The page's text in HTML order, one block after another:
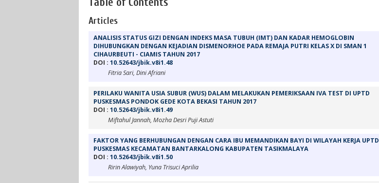
Table of Contents
Articles
ANALISIS STATUS GIZI DENGAN INDEKS MASA TUBUH (IMT) DAN KADAR HEMOGLOBIN
DIHUBUNGKAN DENGAN KEJADIAN DISMENORHOE PADA REMAJA PUTRI KELAS X DI SMAN 1
CIHAURBEUTI - CIAMIS TAHUN 2017
DOI : 10.52643/jbik.v8i1.48
Fitria Sari, Dini Afriani
PERILAKU WANITA USIA SUBUR (WUS) DALAM MELAKUKAN PEMERIKSAAN IVA TEST DI UPTD
PUSKESMAS PONDOK GEDE KOTA BEKASI TAHUN 2017
DOI : 10.52643/jbik.v8i1.49
Miftahul Jannah, Mozha Desri Puji Astuti
FAKTOR YANG BERHUBUNGAN DENGAN CARA IBU MEMANDIKAN BAYI DI WILAYAH KERJA UPTD
PUSKESMAS KECAMATAN BANTARKALONG KABUPATEN TASIKMALAYA
DOI : 10.52643/jbik.v8i1.50
Ririn Alawiyah, Yuna Trisuci Aprilia